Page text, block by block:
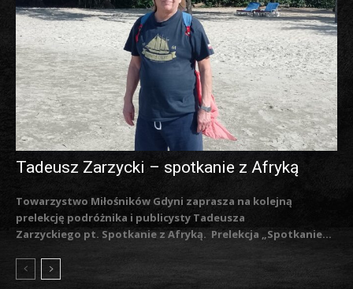
Tadeusz Zarzycki – spotkanie z Afryką
Towarzystwo Miłośników Gdyni zaprasza na kolejną
prelekcję podróżnika i publicysty Tadeusza
Zarzyckiego pt. Spotkanie z Afryką. Prelekcja „Spotkanie...